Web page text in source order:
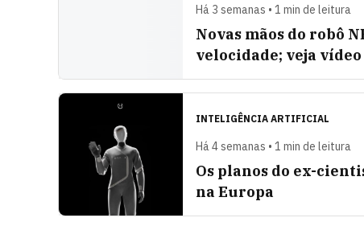
Há 3 semanas • 1 min de leitura
Novas mãos do robô
velocidade; veja vídeo
INTELIGÊNCIA ARTIFICIAL
Há 4 semanas • 1 min de leitura
Os planos do ex-
na Europa